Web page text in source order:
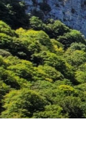
Aller
au
contenu
principal